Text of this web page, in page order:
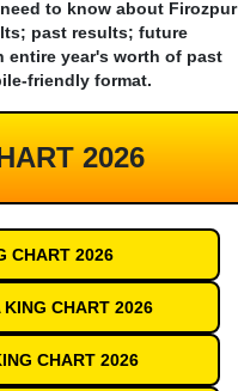
to know about Firozpur
past results; future
entire year's worth of past
friendly format.
2026
CHART 2026
KING CHART 2026
CHART 2026